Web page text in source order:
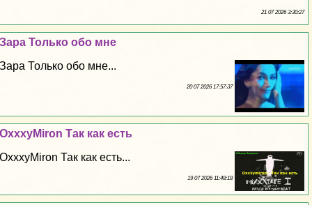
21 07 2026 3:30:27
Зара Только обо мне
Зара Только обо мне...
20 07 2026 17:57:37
OxxxyMiron Так как есть
OxxxyMiron Так как есть...
19 07 2026 11:48:18